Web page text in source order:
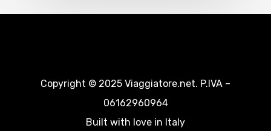
Copyright © 2025 Viaggiatore.net. P.IVA –
06162960964
Built with love in Italy